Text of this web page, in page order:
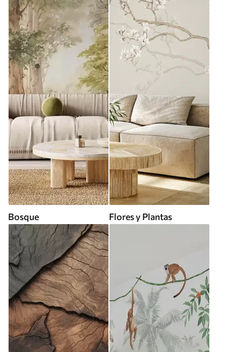
Bosque Flores y Plantas